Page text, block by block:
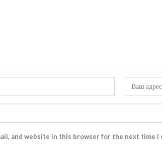
and website in this browser for the next time I